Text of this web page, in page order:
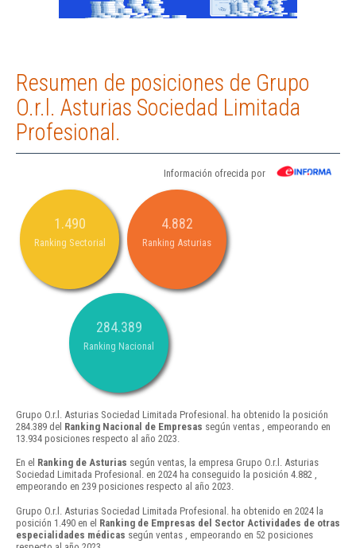
Resumen de posiciones de Grupo
O.r.l. Asturias Sociedad Limitada
Profesional.
Información ofrecida por
1.490
Ranking Sectorial
4.882
Ranking Asturias
284.389
Ranking Nacional
Grupo O.r.l. Asturias Sociedad Limitada Profesional. ha obtenido la posición
284.389 del Ranking Nacional de Empresas según ventas , empeorando en
13.934 posiciones respecto al año 2023.
En el Ranking de Asturias según ventas, la empresa Grupo O.r.l. Asturias
Sociedad Limitada Profesional. en 2024 ha conseguido la posición 4.882 ,
empeorando en 239 posiciones respecto al año 2023.
Grupo O.r.l. Asturias Sociedad Limitada Profesional. ha obtenido en 2024 la
posición 1.490 en el Ranking de Empresas del Sector Actividades de otras
especialidades médicas según ventas , empeorando en 52 posiciones